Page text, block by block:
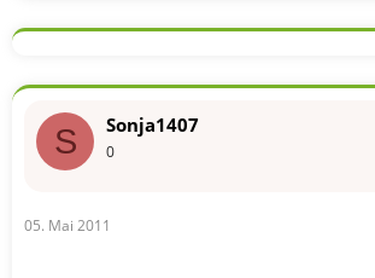
S Sonja1407
0
05. Mai 2011